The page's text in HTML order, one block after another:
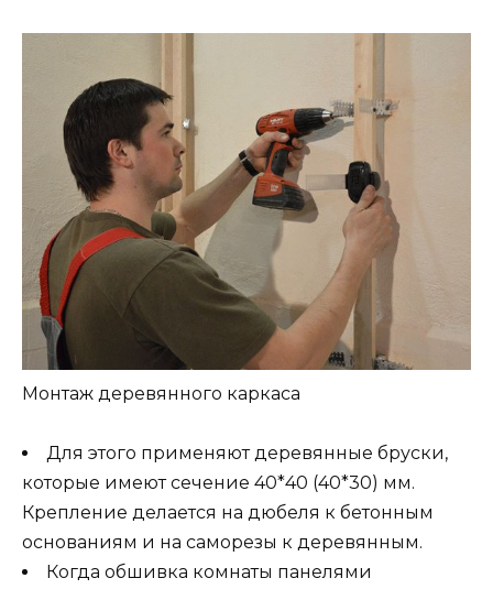
Монтаж деревянного каркаса
Для этого применяют деревянные бруски,
которые имеют сечение 40*40 (40*30) мм.
Крепление делается на дюбеля к бетонным
основаниям и на саморезы к деревянным.
Когда обшивка комнаты панелями